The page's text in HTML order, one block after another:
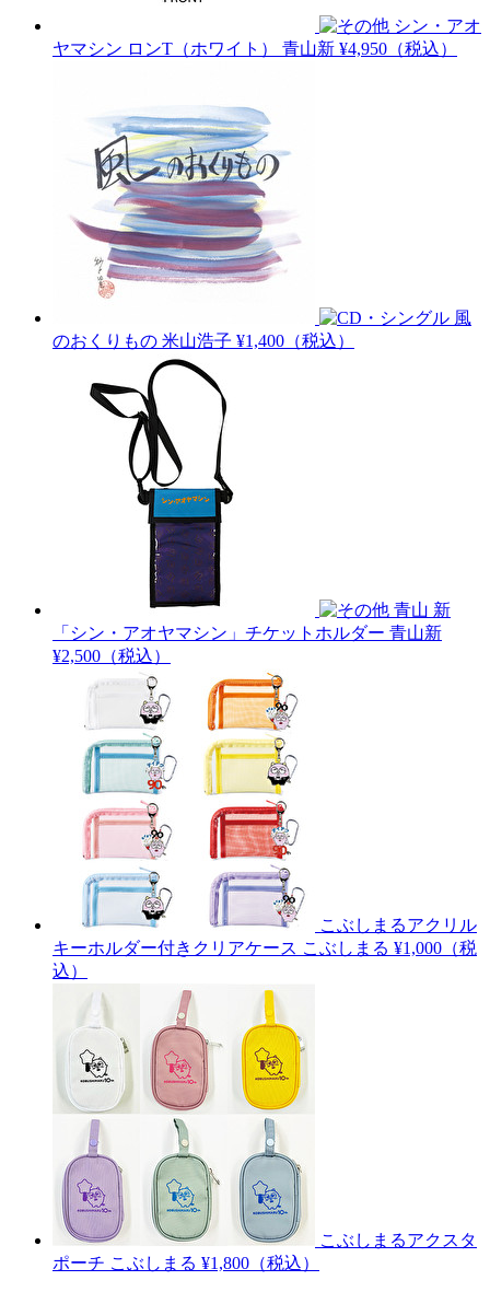
シン・アオ
ヤマシン ロンT（ホワイト） 青山新 ¥4,950（税込）
風
のおくりもの 米山浩子 ¥1,400（税込）
青山 新
「シン・アオヤマシン」チケットホルダー 青山新
¥2,500（税込）
こぶしまるアクリル
キーホルダー付きクリアケース こぶしまる ¥1,000（税
込）
こぶしまるアクスタ
ポーチ こぶしまる ¥1,800（税込）